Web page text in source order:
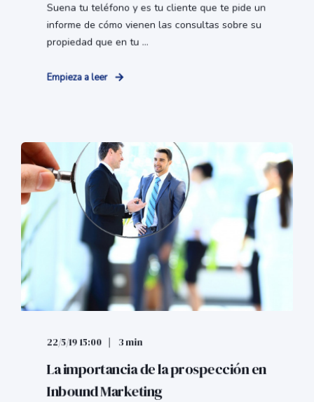
Suena tu teléfono y es tu cliente que te pide un
informe de cómo vienen las consultas sobre su
propiedad que en tu ...
Empieza a leer
22/5/19 15:00 3 min
La importancia de la prospección en
Inbound Marketing